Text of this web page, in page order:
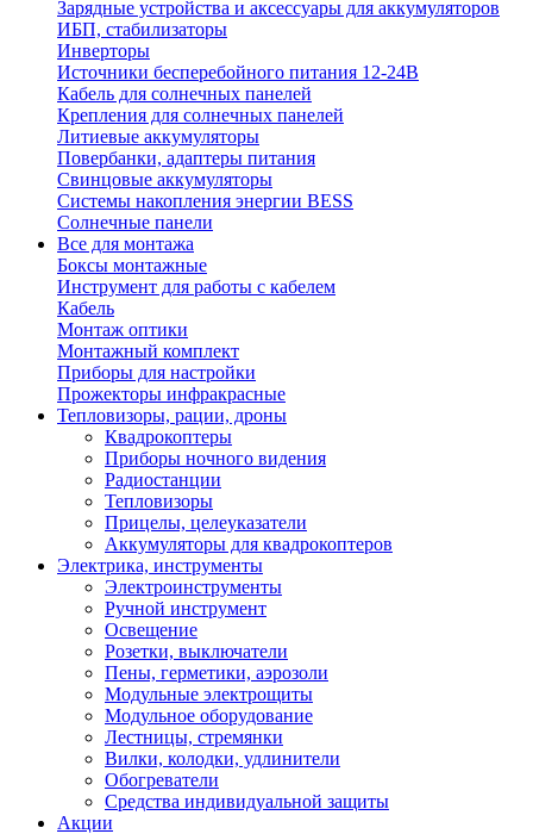
Зарядные устройства и аксессуары для аккумуляторов
ИБП, стабилизаторы
Инверторы
Источники бесперебойного питания 12-24В
Кабель для солнечных панелей
Крепления для солнечных панелей
Литиевые аккумуляторы
Повербанки, адаптеры питания
Свинцовые аккумуляторы
Системы накопления энергии BESS
Солнечные панели
Все для монтажа
Боксы монтажные
Инструмент для работы с кабелем
Кабель
Монтаж оптики
Монтажный комплект
Приборы для настройки
Прожекторы инфракрасные
Тепловизоры, рации, дроны
Квадрокоптеры
Приборы ночного видения
Радиостанции
Тепловизоры
Прицелы, целеуказатели
Аккумуляторы для квадрокоптеров
Электрика, инструменты
Электроинструменты
Ручной инструмент
Освещение
Розетки, выключатели
Пены, герметики, аэрозоли
Модульные электрощиты
Модульное оборудование
Лестницы, стремянки
Вилки, колодки, удлинители
Обогреватели
Средства индивидуальной защиты
Акции